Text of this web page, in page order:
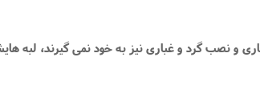
و نصب گرد و غباری نیز به خود نمی گیرند، لبه